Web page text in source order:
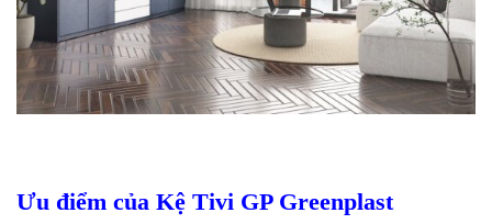
Ưu điểm của Kệ Tivi GP Greenplast